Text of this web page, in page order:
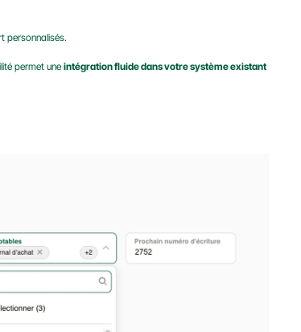
personnalisés.
permet une intégration fluide dans votre système existant